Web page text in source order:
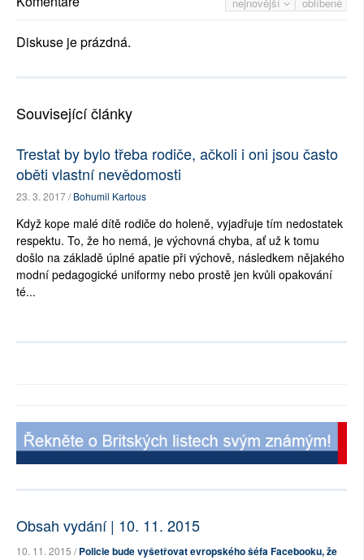
nejnovější oblíbené
Diskuse je prázdná.
Související články
Trestat by bylo třeba rodiče, ačkoli i oni jsou často
oběti vlastní nevědomosti
23. 3. 2017 /Bohumil Kartous
Když kope malé dítě rodiče do holeně, vyjadřuje tím nedostatek
respektu. To, že ho nemá, je výchovná chyba, ať už k tomu
došlo na základě úplné apatie při výchově, následkem nějakého
modní pedagogické uniformy nebo prostě jen kvůli opakování
té...
Obsah vydání | 10. 11. 2015
10. 11. 2015 /Policie bude vyšetřovat evropského šéfa Facebooku, že